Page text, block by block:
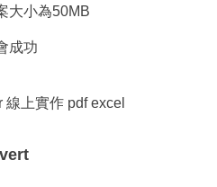
大小為50MB
成功